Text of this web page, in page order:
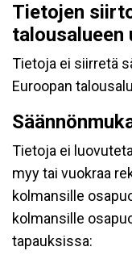
Tietojen
talousalueen
Tietoja ei siirretä
Euroopan
Tietoja ei
myy tai vuokraa
kolmansille
kolmansille
tapauksissa: